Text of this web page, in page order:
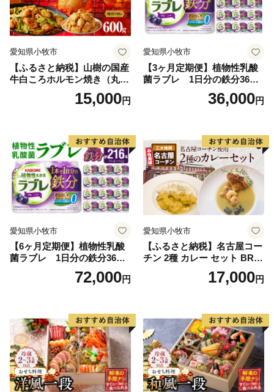
愛知県小牧市
【ふるさと納税】山樹の国産
牛白ころホルモン焼き（丸
15,000円
愛知県小牧市
【3ヶ月定期便】植物性乳酸
菌ラブレ 1日分の鉄分36本
（計108本） [052S10-T]
36,000円
愛知県小牧市
【6ヶ月定期便】植物性乳酸
菌ラブレ 1日分の鉄分36本
（計216本） [052S11-T]
72,000円
愛知県小牧市
【ふるさと納税】名古屋コー
チン 2種 カレー セット BRIC
K CAFE ブリックカフェ グ
リーンカレー バターチキン
イル カレーライス 簡単調理
お取り寄せグルメ 時短飯 愛
知県 小牧市 送料無料
17,000円